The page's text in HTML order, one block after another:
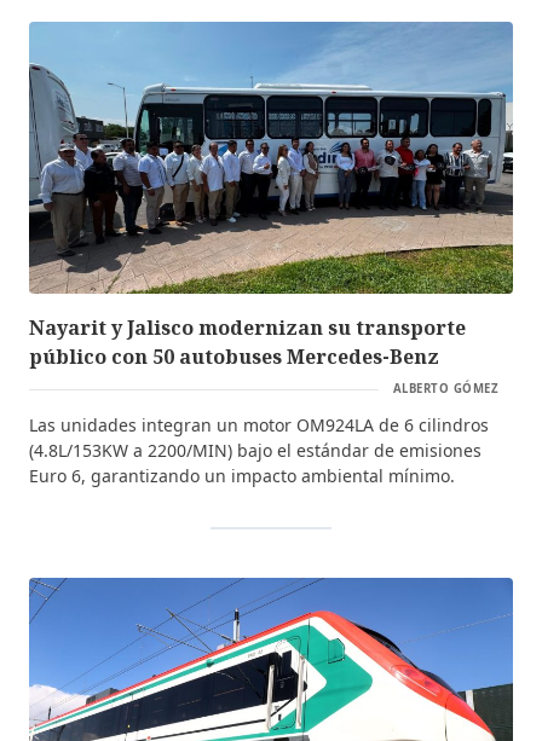
Nayarit y Jalisco modernizan su transporte
público con 50 autobuses Mercedes-Benz
ALBERTO GÓMEZ
Las unidades integran un motor OM924LA de 6 cilindros
(4.8L/153KW a 2200/MIN) bajo el estándar de emisiones
Euro 6, garantizando un impacto ambiental mínimo.